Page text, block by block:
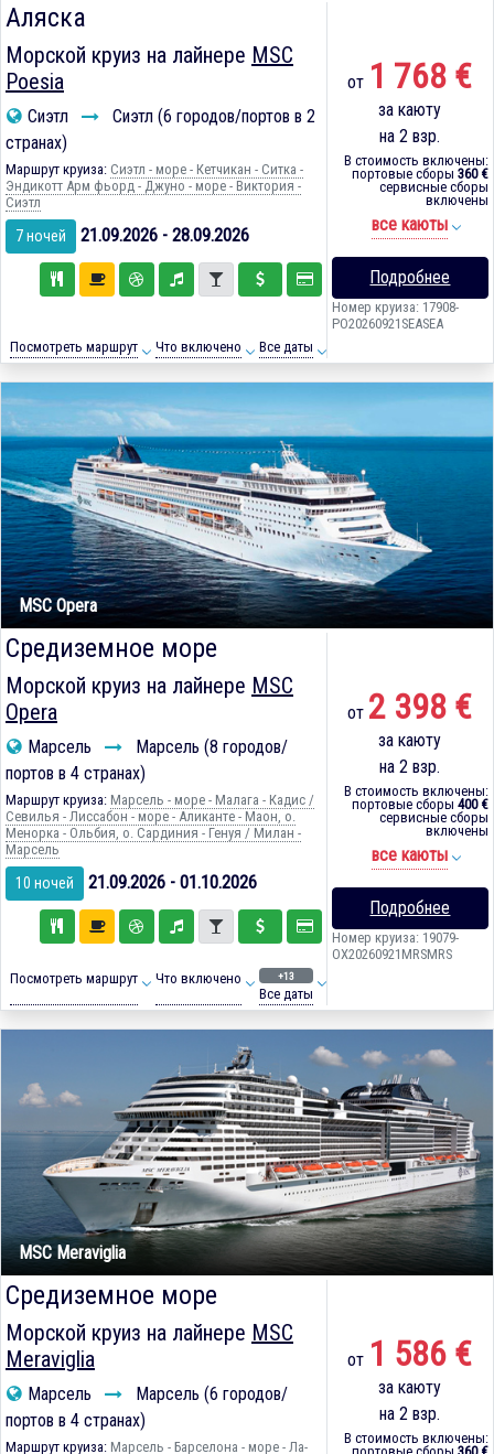
Аляска
Морской круиз на лайнере MSC
Poesia
Сиэтл
Сиэтл (6 городов/портов в 2
странах)
Маршрут круиза: Сиэтл - море - Кетчикан - Ситка -
Эндикотт Арм фьорд - Джуно - море - Виктория -
Сиэтл
7 ночей 21.09.2026 - 28.09.2026
Посмотреть маршрут Что включено Все даты
от 1 768 €
за каюту
на 2 взр.
В стоимость включены:
портовые сборы 360 €
сервисные сборы
включены
все каюты
Подробнее
Номер круиза: 17908-
PO20260921SEASEA
MSC Opera
Средиземное море
Морской круиз на лайнере MSC
Opera
Марсель
Марсель (8 городов/
портов в 4 странах)
Маршрут круиза: Марсель - море - Малага - Кадиc /
Севилья - Лиссабон - море - Аликанте - Маон, о.
Менорка - Ольбия, о. Сардиния - Генуя / Милан -
Марсель
10 ночей 21.09.2026 - 01.10.2026
Посмотреть маршрут Что включено +13
Все даты
от 2 398 €
за каюту
на 2 взр.
В стоимость включены:
портовые сборы 400 €
сервисные сборы
включены
все каюты
Подробнее
Номер круиза: 19079-
OX20260921MRSMRS
MSC Meraviglia
Средиземное море
Морской круиз на лайнере MSC
Meraviglia
Марсель
Марсель (6 городов/
портов в 4 странах)
Маршрут круиза: Марсель - Барселона - море - Ла-
от 1 586 €
за каюту
на 2 взр.
В стоимость включены: